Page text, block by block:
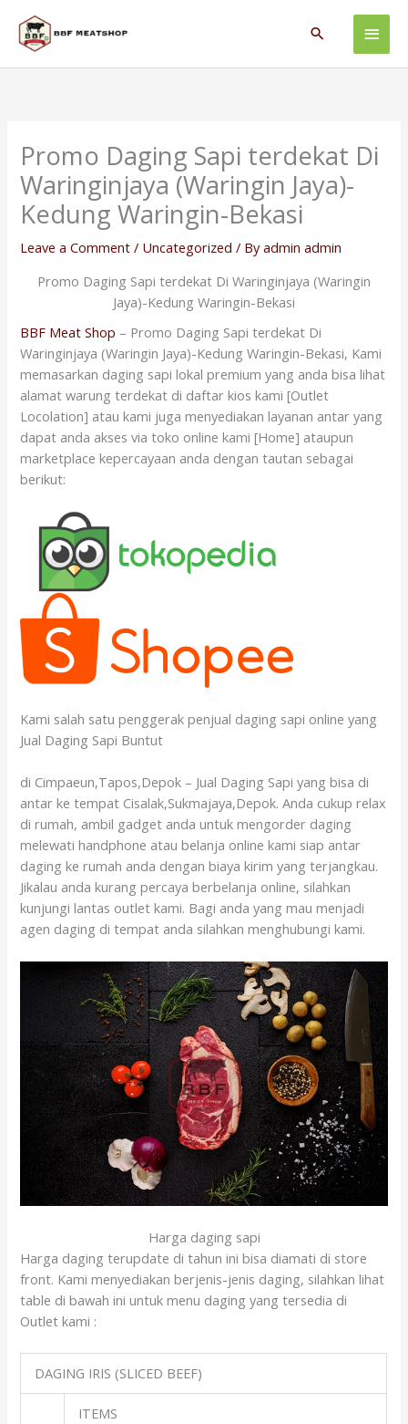
content
Main
Search
Promo Daging Sapi terdekat Di
Waringinjaya (Waringin Jaya)-
Kedung Waringin-Bekasi
Leave a Comment / Uncategorized / Byadmin admin
Promo Daging Sapi terdekat Di Waringinjaya (Waringin
Jaya)-Kedung Waringin-Bekasi
BBF Meat Shop – Promo Daging Sapi terdekat Di
Waringinjaya (Waringin Jaya)-Kedung Waringin-Bekasi, Kami
memasarkan daging sapi lokal premium yang anda bisa lihat
alamat warung terdekat di daftar kios kami [Outlet
Locolation] atau kami juga menyediakan layanan antar yang
dapat anda akses via toko online kami [Home] ataupun
marketplace kepercayaan anda dengan tautan sebagai
berikut:
Kami salah satu penggerak penjual daging sapi online yang
Jual Daging Sapi Buntut
di Cimpaeun,Tapos,Depok – Jual Daging Sapi yang bisa di
antar ke tempat Cisalak,Sukmajaya,Depok. Anda cukup relax
di rumah, ambil gadget anda untuk mengorder daging
melewati handphone atau belanja online kami siap antar
daging ke rumah anda dengan biaya kirim yang terjangkau.
Jikalau anda kurang percaya berbelanja online, silahkan
kunjungi lantas outlet kami. Bagi anda yang mau menjadi
agen daging di tempat anda silahkan menghubungi kami.
Harga daging sapi
Harga daging terupdate di tahun ini bisa diamati di store
front. Kami menyediakan berjenis-jenis daging, silahkan lihat
table di bawah ini untuk menu daging yang tersedia di
Outlet kami :
DAGING IRIS (SLICED BEEF)
ITEMS